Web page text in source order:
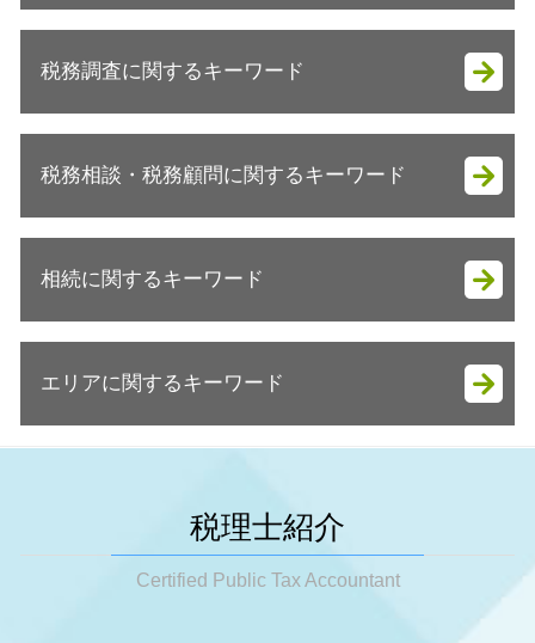
起業支援 必要性
会社設立 やり方
会社設立 自分で
会社設立 安い
税理士 起業支援
会社設立 定款
決算月 決め方
法人成り 融資
起業支援 種類
起業支援 助成金
税務調査に関するキーワード
税務調査 時期 法人
税務調査 来たことない
税務調査 対象
税務調査とは
税務調査 時期 相続
税務調査 来るタイミング
税務調査 企業
税務調査 期間
税務調査 時期 個人
税務相談・税務顧問に関するキーワード
顧問税理士 個人事業主
節税対策 不動産
節税対策
節税対策 ふるさと納税
個人 税務顧問
税務相談 税理士
節税対策 ideco
相続に関するキーワード
相続税 配偶者控除 計算
相続税 マンション 評価額
相続税基礎控除 生命保険
相続税 対策
エリアに関するキーワード
姫路市 事業承継
神戸市 相続 対策
明石市 相続 対策
税理士紹介
Certified Public Tax Accountant